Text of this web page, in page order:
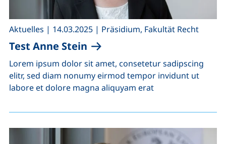
Test Anne Stein
Aktuelles | 14.03.2025 | Präsidium, Fakultät Recht
Lorem ipsum dolor sit amet, consetetur sadipscing
elitr, sed diam nonumy eirmod tempor invidunt ut
labore et dolore magna aliquyam erat